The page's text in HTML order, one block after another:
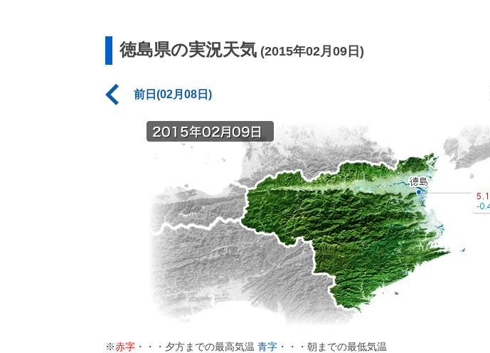
徳島県の実況天気 (2015年02月09日)
前日(02月08日)
※赤字 ・・・夕方までの最高気温 青字 ・・・朝までの最低気温